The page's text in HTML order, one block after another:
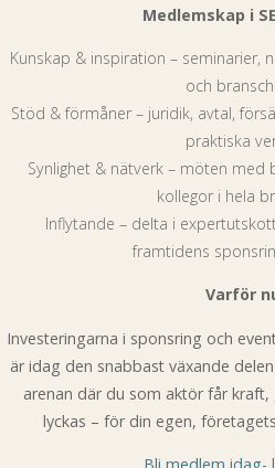
Medlemskap i
Kunskap & inspiration – seminarier,
och
Stöd & förmåner – juridik, avtal,
praktiska
Synlighet & nätverk – möten med
kollegor i hela
Inflytande – delta i
framtidens
Varför
Investeringarna i sponsring och
är idag den snabbast växande
arenan där du som aktör får
lyckas – för din egen,